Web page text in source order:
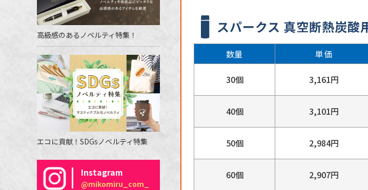
高級感のあるノベルティ特集！
エコに貢献！SDGsノベルティ特集
Instagram
@mikomiru_com_
スパークス 真空断熱炭
数量 単価
30個 3,161円
40個 3,101円
50個 2,984円
60個 2,907円